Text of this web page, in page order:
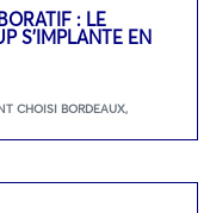
: LE
S’IMPLANTE EN
CHOISI BORDEAUX,